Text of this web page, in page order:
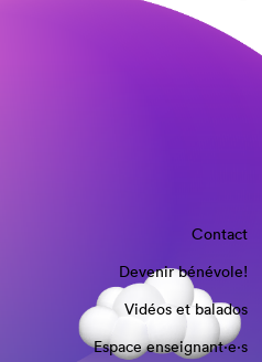
Contact
Devenir bénévole!
Vidéos et balados
Espace enseignant·e⋅s